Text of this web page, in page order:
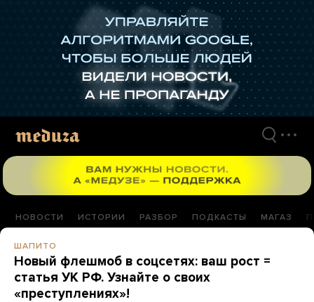
НОВОСТИ ИСТОРИИ РАЗБОР ПОДКАСТЫ МАГАЗ
ШАПИТО
Новый флешмоб в соцсетях: ваш рост =
статья УК РФ. Узнайте о своих
«преступлениях»!